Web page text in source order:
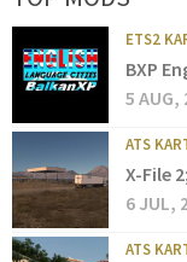
ETS2
BXP
5 AUG,
ATS
X-File
6 JUL,
ATS